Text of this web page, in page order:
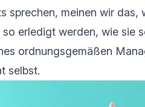
sprechen, meinen wir das,
erledigt werden, wie sie
ordnungsgemäßen
selbst.